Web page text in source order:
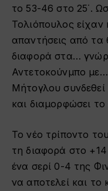
το 53-46 στο 25΄.
Τολιόπουλος είχαν
απαντήσεις από τα
διαφορά στα…
Αντετοκούνμπο
Μήτογλου συνδεθεί
και διαμορφώσει
Το νέο τρίποντο
τη διαφορά στο
ένα σερί 0-4 της
να αποτελεί και